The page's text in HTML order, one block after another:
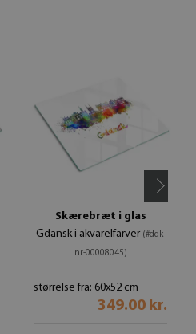
Skærebræt i glas
Gdansk i akvarelfarver (#ddk-
nr-00008045)
størrelse fra: 60x52 cm
349.00 kr.